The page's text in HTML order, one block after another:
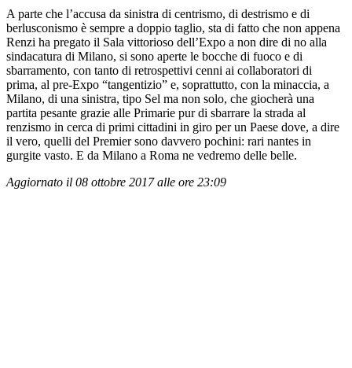
A parte che l’accusa da sinistra di centrismo, di destrismo e di
berlusconismo è sempre a doppio taglio, sta di fatto che non appena
Renzi ha pregato il Sala vittorioso dell’Expo a non dire di no alla
sindacatura di Milano, si sono aperte le bocche di fuoco e di
sbarramento, con tanto di retrospettivi cenni ai collaboratori di
prima, al pre-Expo “tangentizio” e, soprattutto, con la minaccia, a
Milano, di una sinistra, tipo Sel ma non solo, che giocherà una
partita pesante grazie alle Primarie pur di sbarrare la strada al
renzismo in cerca di primi cittadini in giro per un Paese dove, a dire
il vero, quelli del Premier sono davvero pochini: rari nantes in
gurgite vasto. E da Milano a Roma ne vedremo delle belle.
Aggiornato il 08 ottobre 2017 alle ore 23:09